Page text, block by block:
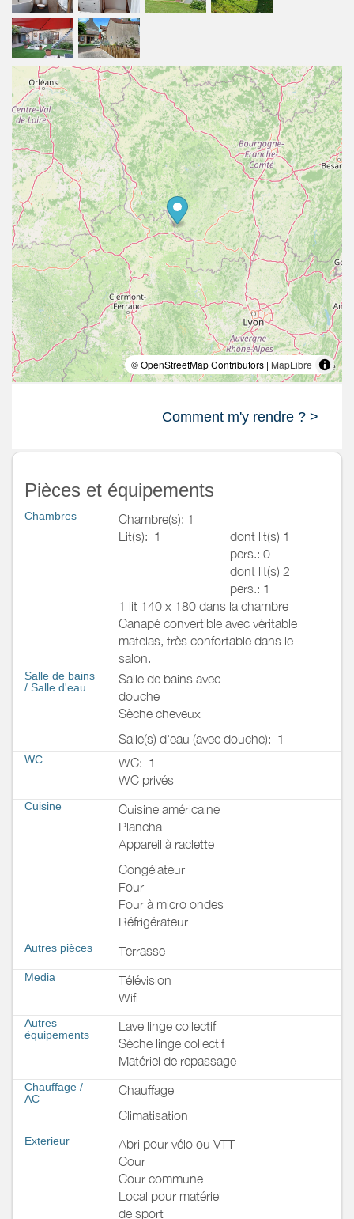
© OpenStreetMap Contributors | MapLibre
Comment m'y rendre ? >
Pièces et équipements
Chambres
Chambre(s): 1
Lit(s): 1
dont lit(s) 1
pers.: 0
dont lit(s) 2
pers.: 1
1 lit 140 x 180 dans la chambre
Canapé convertible avec véritable
matelas, très confortable dans le
salon.
Salle de bains
/ Salle d'eau
Salle de bains avec
douche
Sèche cheveux
Salle(s) d'eau (avec douche): 1
WC WC: 1
WC privés
Cuisine
Cuisine américaine
Plancha
Appareil à raclette
Congélateur
Four
Four à micro ondes
Réfrigérateur
Autres pièces Terrasse
Media
Télévision
Wifi
Autres
équipements
Lave linge collectif
Sèche linge collectif
Matériel de repassage
Chauffage /
AC
Chauffage
Climatisation
Exterieur
Abri pour vélo ou VTT
Cour
Cour commune
Local pour matériel
de sport